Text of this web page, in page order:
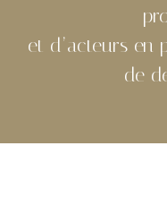
et d’acteurs en
de